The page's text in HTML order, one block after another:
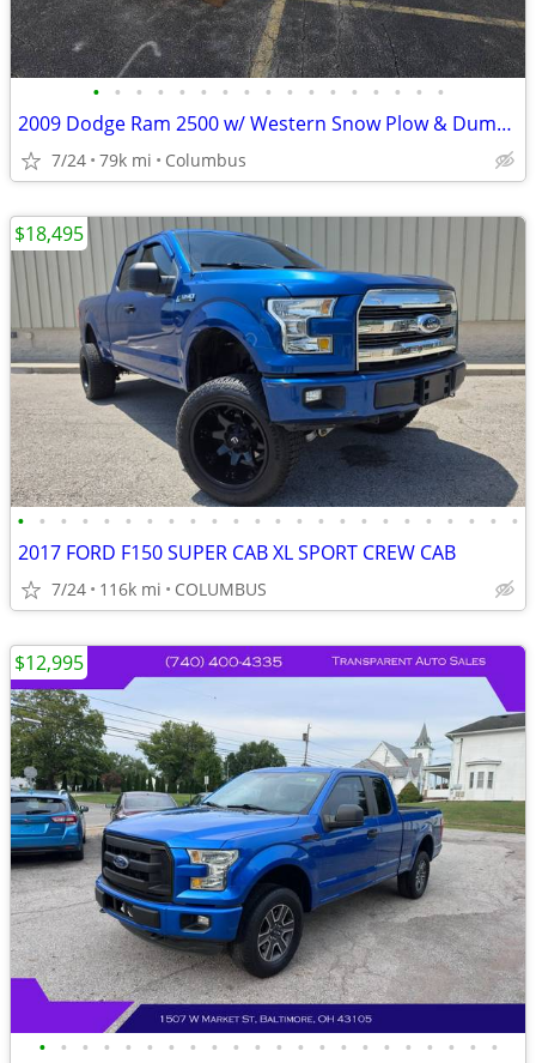
• • • • • • • • • • • • • • • • •
2009 Dodge Ram 2500 w/ Western Snow Plow & DumperDogg Bed Insert
7/24 79k mi Columbus
• • • • • • • • • • • • • • • • • • • • • • • •
2017 FORD F150 SUPER CAB XL SPORT CREW CAB
7/24 116k mi COLUMBUS
$18,495
• • • • • • • • • • • • • • • • • • • • • •
$12,995